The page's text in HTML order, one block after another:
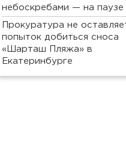
небоскребами — на паузе
Прокуратура не
попыток добиться сноса
«Шарташ Пляжа» в
Екатеринбурге